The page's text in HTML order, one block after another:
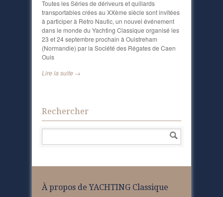
Toutes les Séries de dériveurs et quillards
transportables crées au XXème siècle sont invitées
à participer à Retro Nautic, un nouvel événement
dans le monde du Yachting Classique organisé les
23 et 24 septembre prochain à Ouistreham
(Normandie) par la Société des Régates de Caen
Ouis
Lire la suite →
Rechercher
À propos de YACHTING Classique